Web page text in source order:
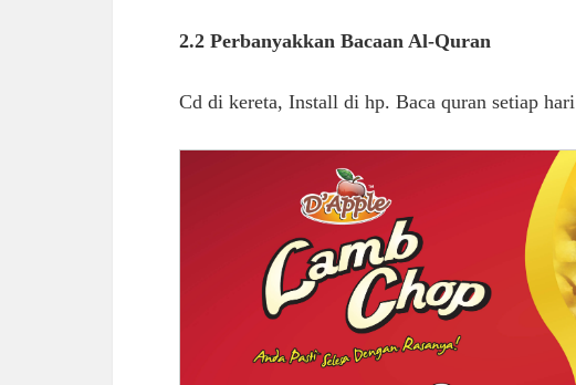
2.2 Perbanyakkan Bacaan Al-Quran
Cd di kereta, Install di hp. Baca quran setiap hari